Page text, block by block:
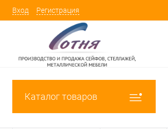
Вход Регистрация
Каталог товаров